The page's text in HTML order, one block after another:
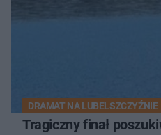
DRAMAT NA LUBELSZCZYŹNIE
Tragiczny finał